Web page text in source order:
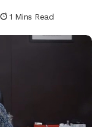
1 Mins Read